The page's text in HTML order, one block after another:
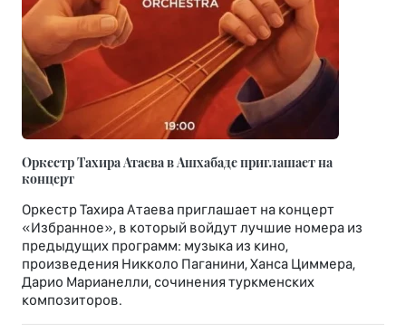
Оркестр Тахира Атаева в Ашхабаде приглашает на
концерт
Оркестр Тахира Атаева приглашает на концерт
«Избранное», в который войдут лучшие номера из
предыдущих программ: музыка из кино,
произведения Никколо Паганини, Ханса Циммера,
Дарио Марианелли, сочинения туркменских
композиторов.